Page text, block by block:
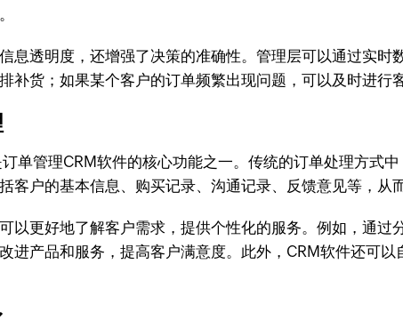
息透明度，还增强了决策的准确性。管理层可以通过实
补货；如果某个客户的订单频繁出现问题，可以及时进行
单管理CRM软件的核心功能之一。传统的订单处理方式
客户的基本信息、购买记录、沟通记录、反馈意见等，从
以更好地了解客户需求，提供个性化的服务。例如，通
进产品和服务，提高客户满意度。此外，CRM软件还可